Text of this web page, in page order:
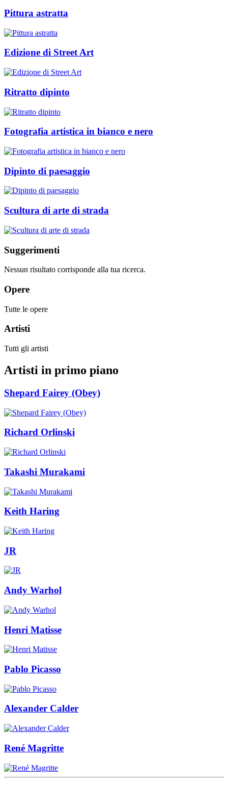
Pittura astratta
Edizione di Street Art
Ritratto dipinto
Fotografia artistica in bianco e nero
Dipinto di paesaggio
Scultura di arte di strada
Suggerimenti
Nessun risultato corrisponde alla tua ricerca.
Opere
Tutte le opere
Artisti
Tutti gli artisti
Artisti in primo piano
Shepard Fairey (Obey)
Richard Orlinski
Takashi Murakami
Keith Haring
JR
Andy Warhol
Henri Matisse
Pablo Picasso
Alexander Calder
René Magritte